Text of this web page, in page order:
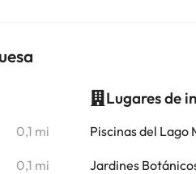
0,1 mi
0,1 mi
Lugares de
Piscinas del Lago
Jardines